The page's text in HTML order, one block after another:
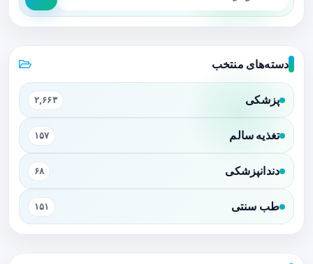
دسته‌های منتخب
پزشکی ۲,۶۶۳
تغذیه سالم ۱۵۷
دندانپزشکی ۶۸
طب سنتی ۱۵۱